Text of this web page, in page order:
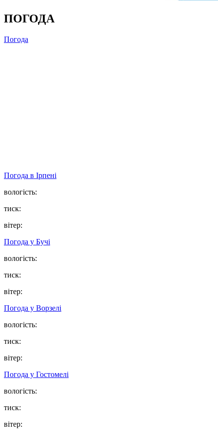
ПОГОДА
Погода
Погода в Ірпені
вологість:
тиск:
вітер:
Погода у Бучі
вологість:
тиск:
вітер:
Погода у Ворзелі
вологість:
тиск:
вітер:
Погода у Гостомелі
вологість:
тиск:
вітер: